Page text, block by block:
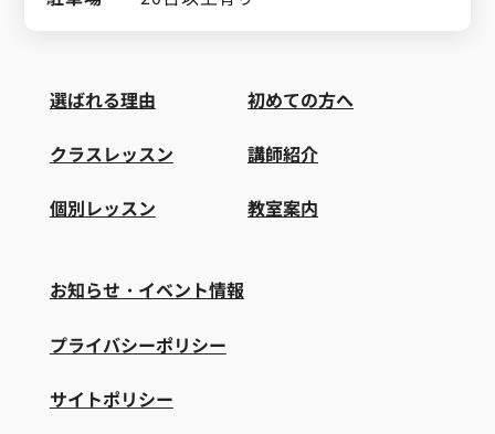
選ばれる理由
クラスレッスン
個別レッスン
初めての方へ
講師紹介
教室案内
お知らせ・イベント情報
プライバシーポリシー
サイトポリシー